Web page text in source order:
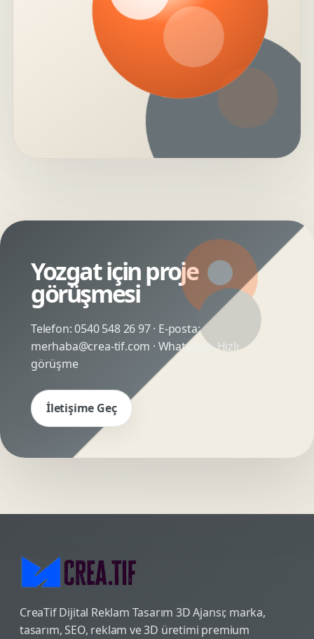
Yozgat için proje
görüşmesi
Telefon:0540 548 26 97· E-posta:
merhaba@crea-tif.com · WhatsApp:Hızlı
görüşme
İletişime Geç
CreaTif Dijital Reklam Tasarım 3D Ajansı; marka,
tasarım, SEO, reklam ve 3D üretimi premium